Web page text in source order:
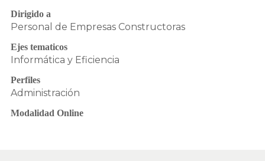
Dirigido a
Personal de Empresas Constructoras
Ejes tematicos
Informática y Eficiencia
Perfiles
Administración
Modalidad Online